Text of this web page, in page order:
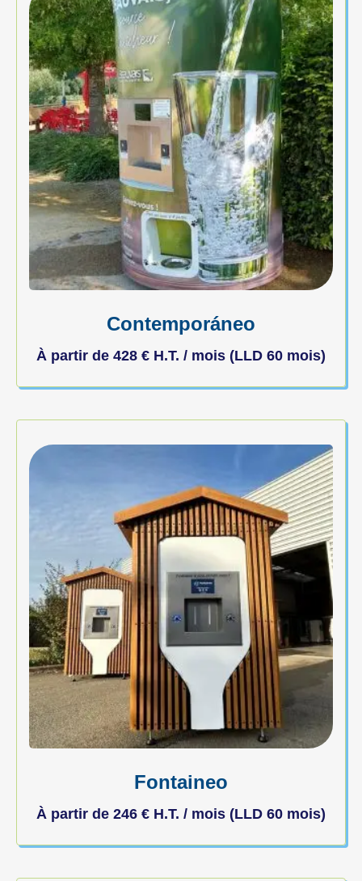
Contemporáneo
À partir de 428 € H.T. / mois (LLD 60 mois)
Fontaineo
À partir de 246 € H.T. / mois (LLD 60 mois)